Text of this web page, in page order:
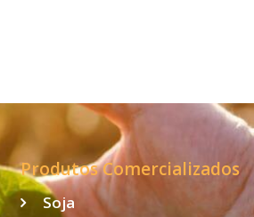
Produtos Comercializados
Soja